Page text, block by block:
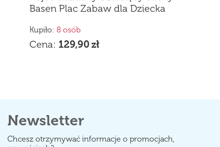
Newsletter
Chcesz otrzymywać informacje o promocjach,